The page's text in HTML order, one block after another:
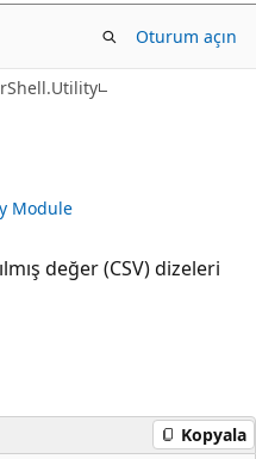
Oturum açın
Module
değer (CSV) dizeleri
Kopyala